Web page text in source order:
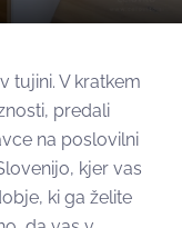
tujini. V kratkem
predali
na poslovilni
kjer vas
ki ga želite